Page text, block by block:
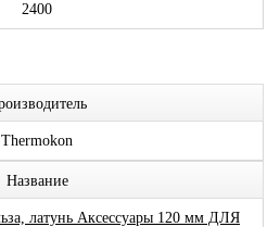
2400
Thermokon
Название
латунь Аксессуары 120 мм ДЛЯ